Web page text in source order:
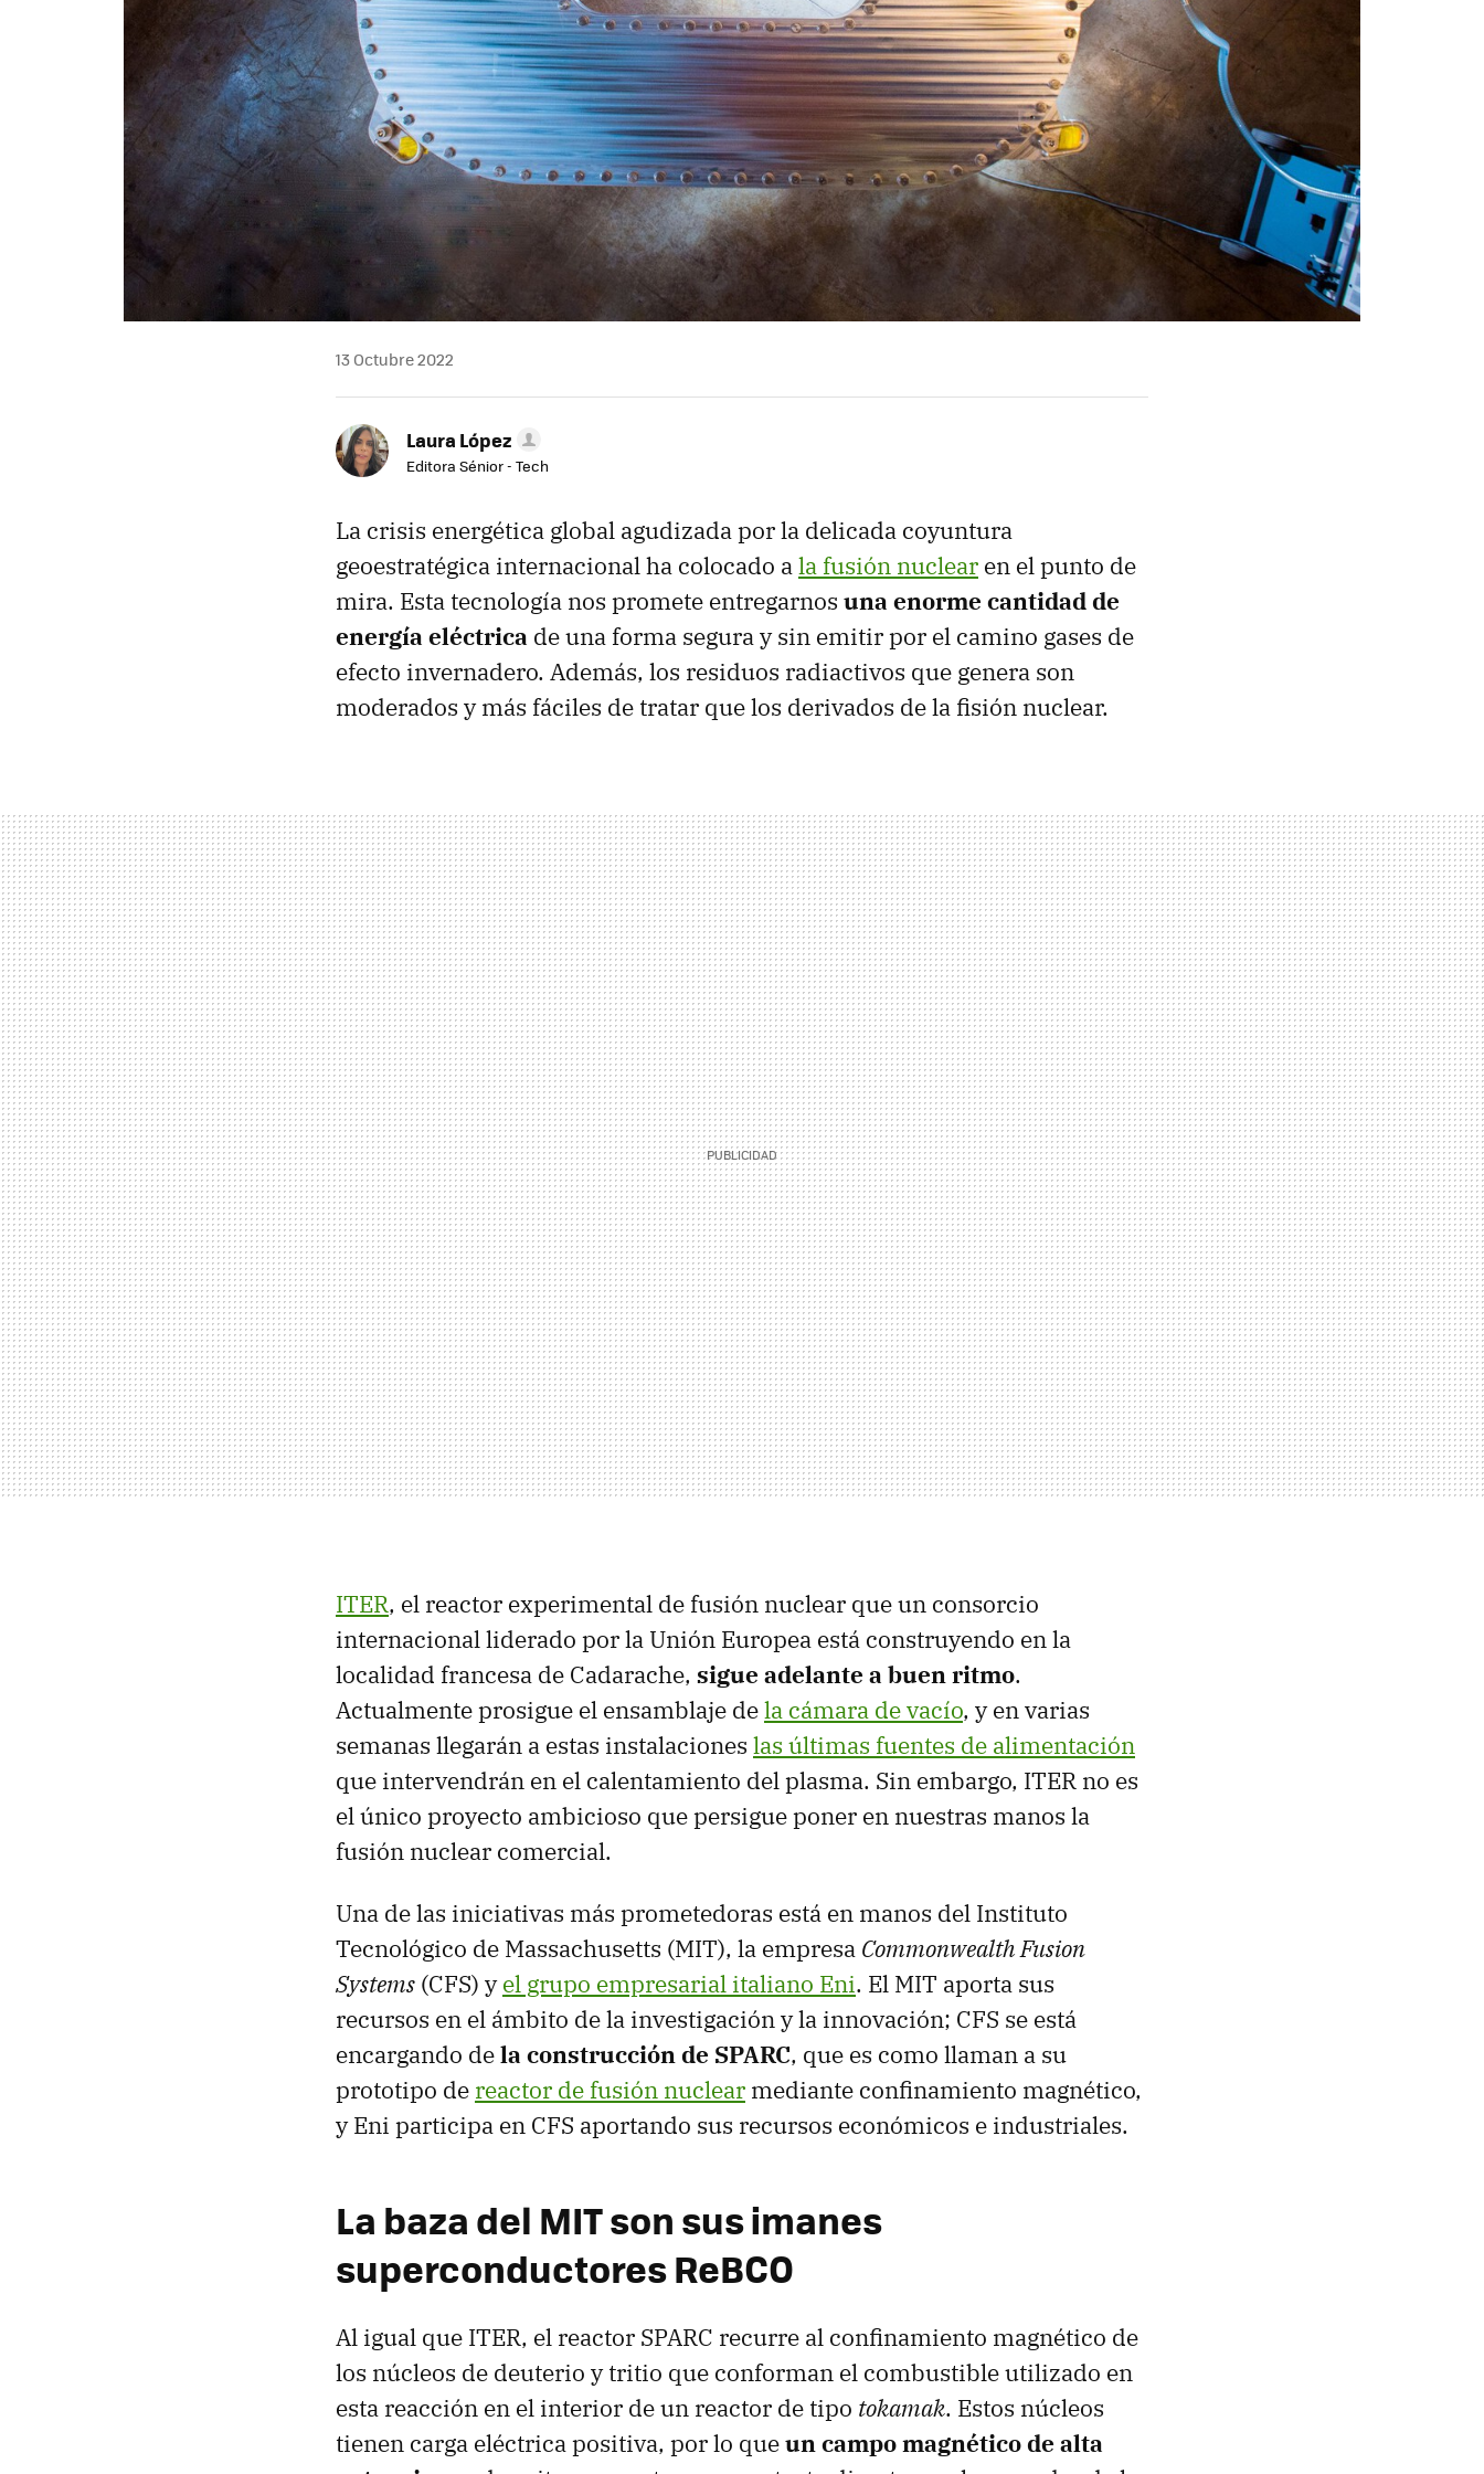
13 Octubre 2022
Laura López
Editora Sénior - Tech
La crisis energética global agudizada por la delicada coyuntura
geoestratégica internacional ha colocado ala fusión nuclear en el punto de
mira. Esta tecnología nos promete entregarnos una enorme cantidad de
energía eléctrica de una forma segura y sin emitir por el camino gases de
efecto invernadero. Además, los residuos radiactivos que genera son
moderados y más fáciles de tratar que los derivados de la fisión nuclear.
ITER, el reactor experimental de fusión nuclear que un consorcio
internacional liderado por la Unión Europea está construyendo en la
localidad francesa de Cadarache, sigue adelante a buen ritmo.
Actualmente prosigue el ensamblaje dela cámara de vacío, y en varias
semanas llegarán a estas instalaciones las últimas fuentes de alimentación
que intervendrán en el calentamiento del plasma. Sin embargo, ITER no es
el único proyecto ambicioso que persigue poner en nuestras manos la
fusión nuclear comercial.
Una de las iniciativas más prometedoras está en manos del Instituto
Tecnológico de Massachusetts (MIT), la empresa Commonwealth Fusion
Systems (CFS) yel grupo empresarial italiano Eni. El MIT aporta sus
recursos en el ámbito de la investigación y la innovación; CFS se está
encargando dela construcción de SPARC, que es como llaman a su
prototipo de reactor de fusión nuclear mediante confinamiento magnético,
y Eni participa en CFS aportando sus recursos económicos e industriales.
La baza del MIT son sus imanes
superconductores ReBCO
Al igual que ITER, el reactor SPARC recurre al confinamiento magnético de
los núcleos de deuterio y tritio que conforman el combustible utilizado en
esta reacción en el interior de un reactor de tipo tokamak. Estos núcleos
tienen carga eléctrica positiva, por lo queun campo magnético de alta